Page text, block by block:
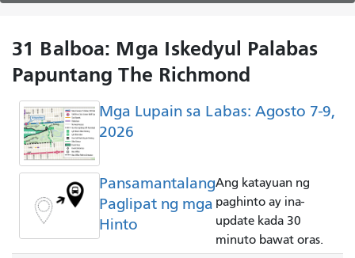
31 Balboa: Mga Iskedyul Palabas
Papuntang The Richmond
Mga Lupain sa Labas: Agosto 7-9,
2026
Pansamantalang
Paglipat ng mga
Hinto
Ang katayuan ng
paghinto ay ina-
update kada 30
minuto bawat oras.